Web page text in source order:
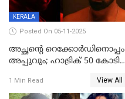
KERALA
Posted On 05-11-2025
അച്ഛന്റെ റെക്കോർഡിനൊപ്പം
അപ്പുവും; ഹാട്രിക് 50 കോടി
മോഹൻലാൽ, 'ഡീയസ്
ഈറേ' കുതിപ്പ്
1 Min Read View All